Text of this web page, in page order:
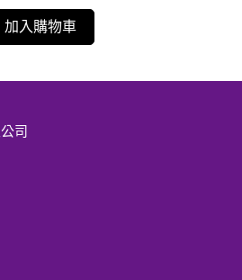
加入購物車
司